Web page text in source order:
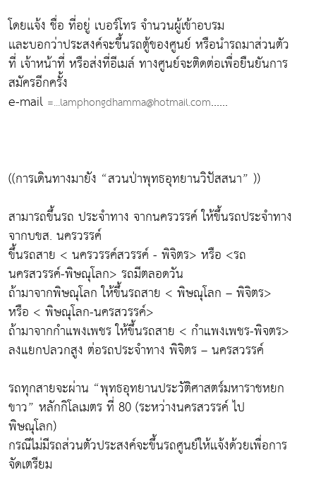
โดยเเจ้ง ชื่อ ที่อยู่ เบอร์โทร จำนวนผู้เข้าอบรม
เเละบอกว่าประสงค์จะขึ้นรถตู้ของศูนย์ หรือนำรถมาส่วนตัว
ที่ เจ้าหน้าที่ หรือส่งที่อีเมล์ ทางศูนย์จะติดต่อเพื่อยืนยันการ
สมัครอีกครั้ง
e-mail =...lamphongdhamma@hotmail.com......
((การเดินทางมายัง “สวนป่าพุทธอุทยานวิปัสสนา” ))
สามารถขึ้นรถ ประจำทาง จากนครวรรค์ ให้ขึ้นรถประจำทาง
จากบขส. นครวรรค์
ขึ้นรถสาย < นครวรรค์สวรรค์ - พิจิตร> หรือ <รถ
นครสวรรค์-พิษณุโลก> รถมีตลอดวัน
ถ้ามาจากพิษณุโลก ให้ขึ้นรถสาย < พิษณุโลก – พิจิตร>
หรือ < พิษณุโลก-นครสวรรค์>
ถ้ามาจากกำแพงเพชร ให้ขึ้นรถสาย < กำแพงเพชร-พิจตร>
ลงแยกปลวกสูง ต่อรถประจำทาง พิจิตร – นครสวรรค์
รถทุกสายจะผ่าน “พุทธอุทยานประวัติศาสตร์มหาราชหยก
ขาว” หลักกิโลเมตร ที่ 80 (ระหว่างนครสวรรค์ ไป
พิษณุโลก)
กรณีไม่มีรถส่วนตัวประสงค์จะขึ้นรถศูนย์ให้เเจ้งด้วยเพื่อการ
จัดเตรียม